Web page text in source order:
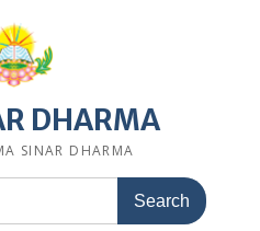
DHARMA
SINAR DHARMA